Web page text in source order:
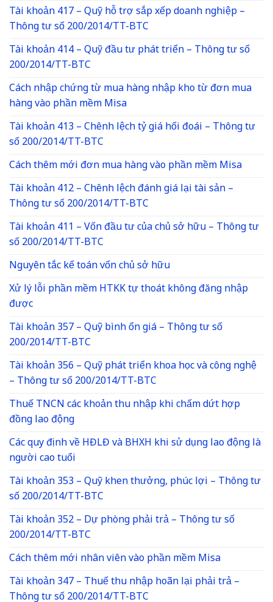
Tài khoản 417 – Quỹ hỗ trợ sắp xếp doanh nghiệp –
Thông tư số 200/2014/TT-BTC
Tài khoản 414 – Quỹ đầu tư phát triển – Thông tư số
200/2014/TT-BTC
Cách nhập chứng từ mua hàng nhập kho từ đơn mua
hàng vào phần mềm Misa
Tài khoản 413 – Chênh lệch tỷ giá hối đoái – Thông tư
số 200/2014/TT-BTC
Cách thêm mới đơn mua hàng vào phần mềm Misa
Tài khoản 412 – Chênh lệch đánh giá lại tài sản –
Thông tư số 200/2014/TT-BTC
Tài khoản 411 – Vốn đầu tư của chủ sở hữu – Thông tư
số 200/2014/TT-BTC
Nguyên tắc kế toán vốn chủ sở hữu
Xử lý lỗi phần mềm HTKK tự thoát không đăng nhập
được
Tài khoản 357 – Quỹ bình ổn giá – Thông tư số
200/2014/TT-BTC
Tài khoản 356 – Quỹ phát triển khoa học và công nghệ
– Thông tư số 200/2014/TT-BTC
Thuế TNCN các khoản thu nhập khi chấm dứt hợp
đồng lao động
Các quy định về HĐLĐ và BHXH khi sử dụng lao động là
người cao tuổi
Tài khoản 353 – Quỹ khen thưởng, phúc lợi – Thông tư
số 200/2014/TT-BTC
Tài khoản 352 – Dự phòng phải trả – Thông tư số
200/2014/TT-BTC
Cách thêm mới nhân viên vào phần mềm Misa
Tài khoản 347 – Thuế thu nhập hoãn lại phải trả –
Thông tư số 200/2014/TT-BTC